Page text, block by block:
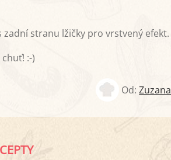
stranu lžičky pro vrstvený efekt.
:-)
Od:Zuzana